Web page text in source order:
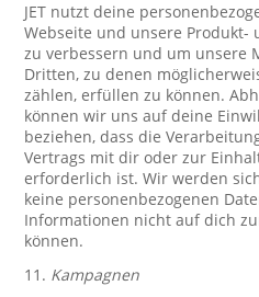
JET nutzt deine
Webseite und unsere
zu verbessern und um unsere
Dritten, zu denen
zählen, erfüllen zu können.
können wir uns auf deine
beziehen, dass die
Vertrags mit dir oder zur
erforderlich ist. Wir werden
keine personenbezogenen
Informationen nicht auf dich
können.
11. Kampagnen